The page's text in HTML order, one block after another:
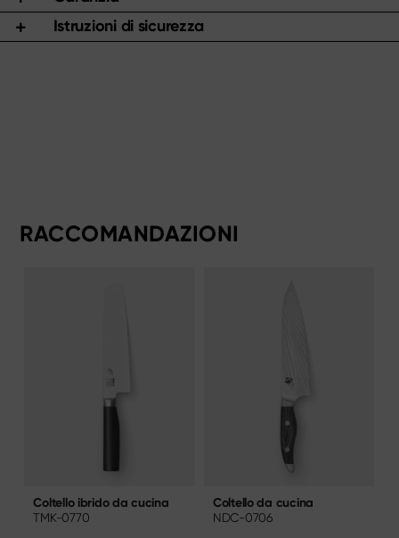
Istruzioni di sicurezza
RACCOMANDAZIONI
Coltello ibrido da cucina
TMK-0770
Coltello da cucina
NDC-0706